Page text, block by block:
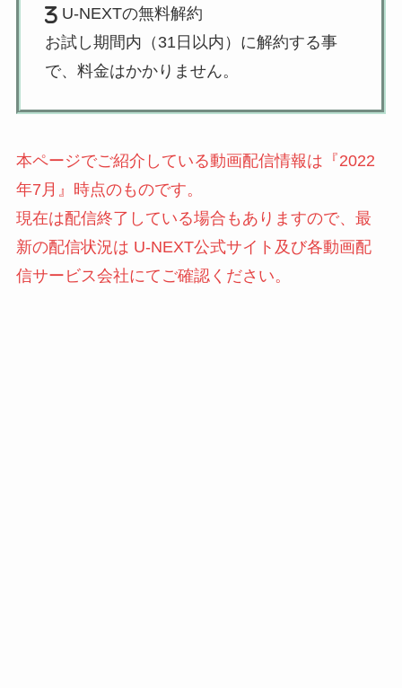
U-NEXTの無料解約
お試し期間内（31日以内）に解約する事
で、料金はかかりません。
本ページでご紹介している動画配信情報は『2022
年7月』時点のものです。
現在は配信終了している場合もありますので、最
新の配信状況は U-NEXT公式サイト及び各動画配
信サービス会社にてご確認ください。